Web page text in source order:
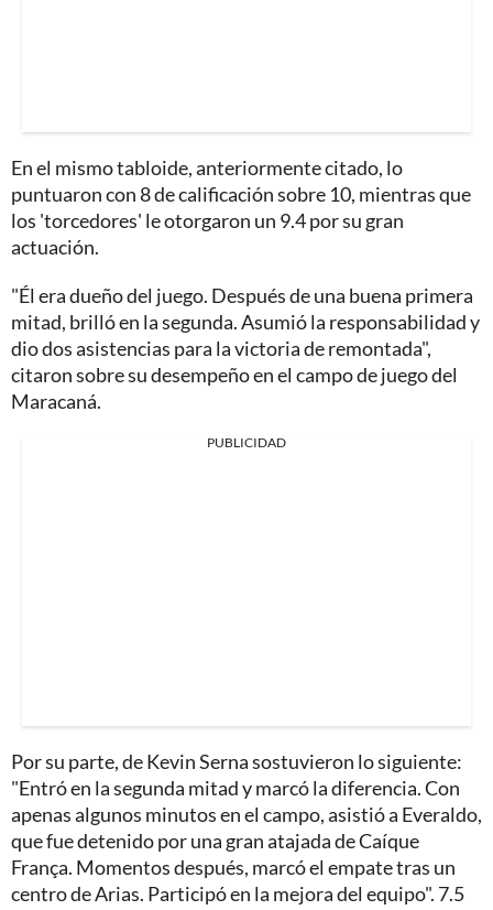
En el mismo tabloide, anteriormente citado, lo
puntuaron con 8 de calificación sobre 10, mientras que
los 'torcedores' le otorgaron un 9.4 por su gran
actuación.
"Él era dueño del juego. Después de una buena primera
mitad, brilló en la segunda. Asumió la responsabilidad y
dio dos asistencias para la victoria de remontada",
citaron sobre su desempeño en el campo de juego del
Maracaná.
PUBLICIDAD
Por su parte, de Kevin Serna sostuvieron lo siguiente:
"Entró en la segunda mitad y marcó la diferencia. Con
apenas algunos minutos en el campo, asistió a Everaldo,
que fue detenido por una gran atajada de Caíque
França. Momentos después, marcó el empate tras un
centro de Arias. Participó en la mejora del equipo". 7.5